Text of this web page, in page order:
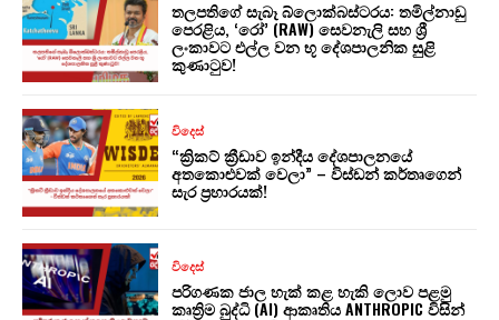
තලපතිගේ සැබෑ බ්ලොක්බස්ටරය: තමිල්නාඩු
පෙරළිය, ‘රෝ’ (RAW) සෙවනැලි සහ ශ්‍රී
ලංකාවට එල්ල වන භූ දේශපාලනික සුළි
කුණාටුව!
විදෙස්
“ක්‍රිකට් ක්‍රීඩාව ඉන්දීය දේශපාලනයේ
අතකොළුවක් වෙලා” – විස්ඩන් කර්තෘගෙන්
සැර ප්‍රහාරයක්!
විදෙස්
පරිගණක ජාල හැක් කළ හැකි ලොව පළමු
කෘත්‍රිම බුද්ධි (AI) ආකෘතිය ANTHROPIC විසින්